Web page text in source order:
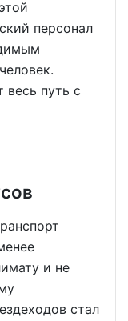
персонал
весь путь с
и не
стал